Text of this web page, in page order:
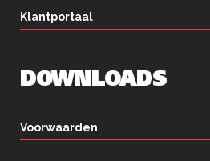
Klantportaal
DOWNLOADS
Voorwaarden